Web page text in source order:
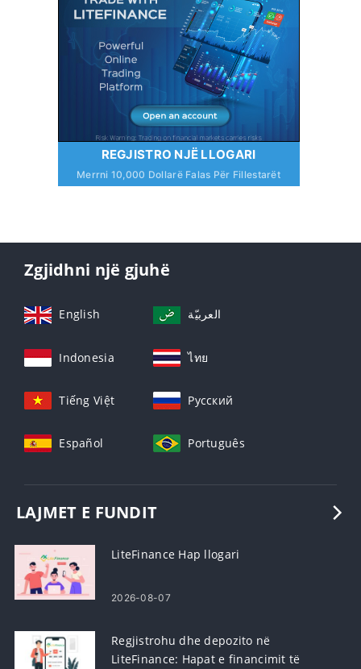
REGJISTRO NJË LLOGARI
Merrni 10,000 Dollarë Falas Për Fillestarët
Zgjidhni një gjuhë
English العربيّة
Indonesia ไทย
Tiếng Việt Русский
Español Português
LAJMET E FUNDIT
LiteFinance Hap llogari
2026-08-07
Regjistrohu dhe depozito në
LiteFinance: Hapat e financimit të